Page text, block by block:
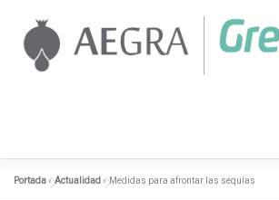
contenido
ACTUALIDAD
Portada»Actualidad »Medidas para afrontar las sequías